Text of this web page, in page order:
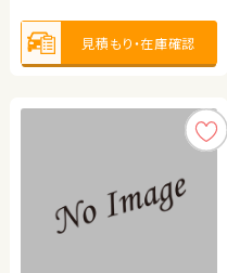
見積もり・在庫確認
見積もり・在庫確認
見積もり・在庫確認